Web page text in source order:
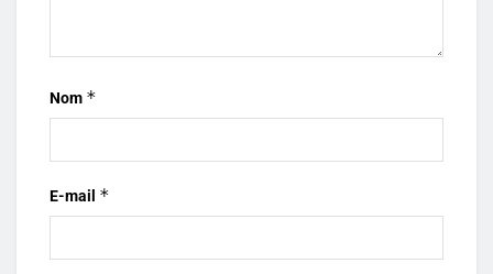
Nom *
E-mail *